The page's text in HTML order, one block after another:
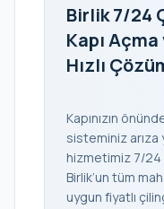
Birlik 7/24
Kapı
Hızlı
Kapınızın
sisteminiz arıza
hizmetimiz 7/24
Birlik’un tüm
uygun fiyatlı